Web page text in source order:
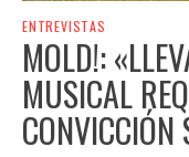
ENTREVISTAS
MOLD!:
MUSICAL